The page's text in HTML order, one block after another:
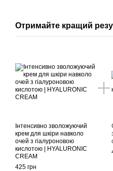
Отримайте кращий
Інтенсивно зволожуючий
крем для шкіри навколо
очей з гіалуроновою
кислотою | HYALURONIC
CREAM
425 грн